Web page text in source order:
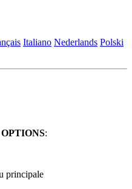
Italiano Nederlands Polski
:
principale